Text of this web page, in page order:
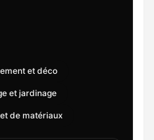
et déco
et jardinage
de matériaux